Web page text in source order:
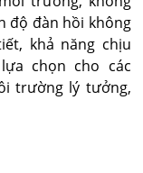
độ đàn hồi không
khả năng chịu
chọn cho các
trường lý tưởng,